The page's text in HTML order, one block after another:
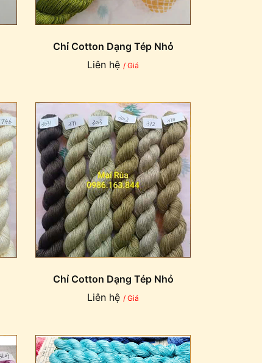
Chỉ Cotton Dạng Tép Nhỏ
Liên hệ / Giá
Chỉ Cotton Dạng Tép Nhỏ
Liên hệ / Giá